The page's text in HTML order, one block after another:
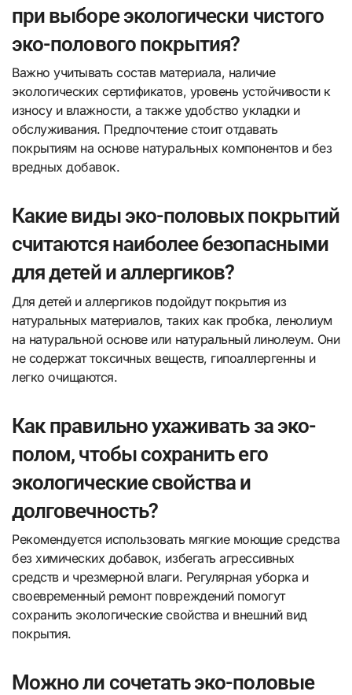
при выборе экологически чистого
эко-полового покрытия?
Важно учитывать состав материала, наличие
экологических сертификатов, уровень устойчивости к
износу и влажности, а также удобство укладки и
обслуживания. Предпочтение стоит отдавать
покрытиям на основе натуральных компонентов и без
вредных добавок.
Какие виды эко-половых покрытий
считаются наиболее безопасными
для детей и аллергиков?
Для детей и аллергиков подойдут покрытия из
натуральных материалов, таких как пробка, ленолиум
на натуральной основе или натуральный линолеум. Они
не содержат токсичных веществ, гипоаллергенны и
легко очищаются.
Как правильно ухаживать за эко-
полом, чтобы сохранить его
экологические свойства и
долговечность?
Рекомендуется использовать мягкие моющие средства
без химических добавок, избегать агрессивных
средств и чрезмерной влаги. Регулярная уборка и
своевременный ремонт повреждений помогут
сохранить экологические свойства и внешний вид
покрытия.
Можно ли сочетать эко-половые